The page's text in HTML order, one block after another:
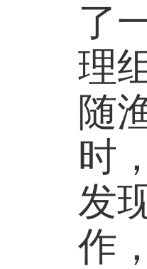
了
理
随
时
发
作